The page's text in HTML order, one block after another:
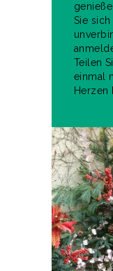
Sie
Teilen
einmal
Herzen